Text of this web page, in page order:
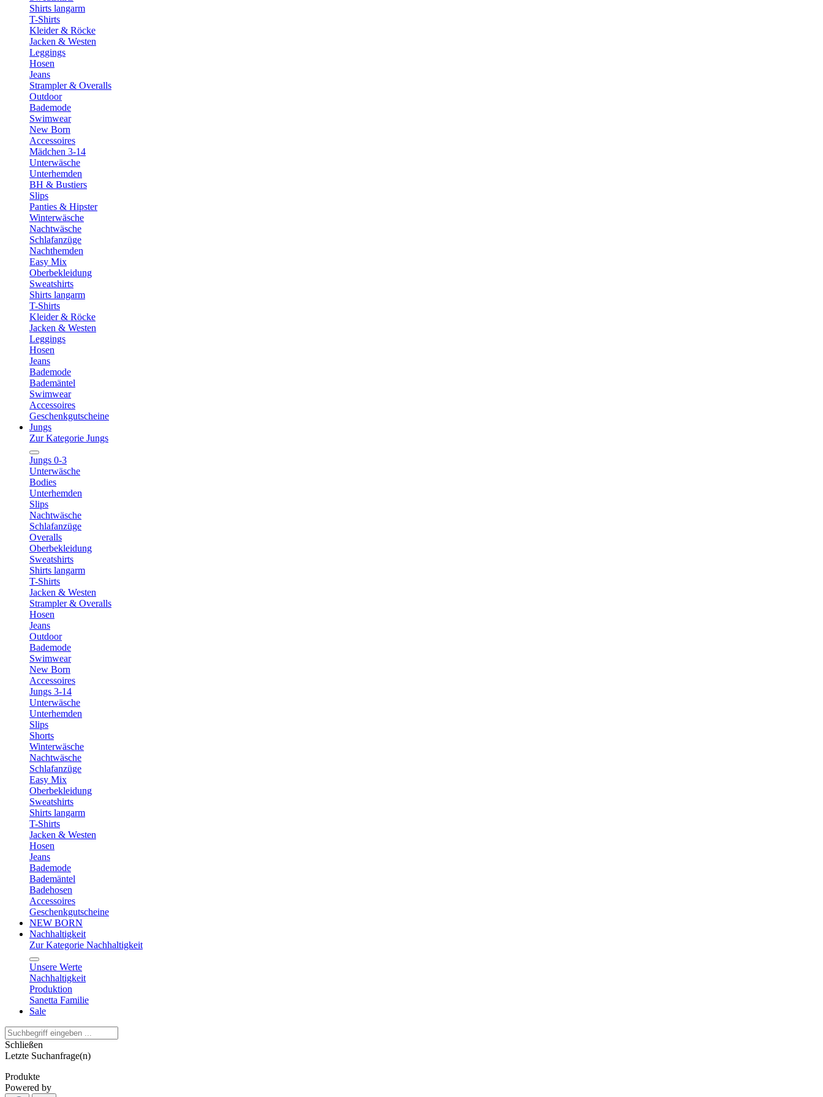
Shirts langarm
T-Shirts
Kleider & Röcke
Jacken & Westen
Leggings
Hosen
Jeans
Strampler & Overalls
Outdoor
Bademode
Swimwear
New Born
Accessoires
Mädchen 3-14
Unterwäsche
Unterhemden
BH & Bustiers
Slips
Panties & Hipster
Winterwäsche
Nachtwäsche
Schlafanzüge
Nachthemden
Easy Mix
Oberbekleidung
Sweatshirts
Shirts langarm
T-Shirts
Kleider & Röcke
Jacken & Westen
Leggings
Hosen
Jeans
Bademode
Bademäntel
Swimwear
Accessoires
Geschenkgutscheine
Jungs
Zur Kategorie Jungs
Jungs 0-3
Unterwäsche
Bodies
Unterhemden
Slips
Nachtwäsche
Schlafanzüge
Overalls
Oberbekleidung
Sweatshirts
Shirts langarm
T-Shirts
Jacken & Westen
Strampler & Overalls
Hosen
Jeans
Outdoor
Bademode
Swimwear
New Born
Accessoires
Jungs 3-14
Unterwäsche
Unterhemden
Slips
Shorts
Winterwäsche
Nachtwäsche
Schlafanzüge
Easy Mix
Oberbekleidung
Sweatshirts
Shirts langarm
T-Shirts
Jacken & Westen
Hosen
Jeans
Bademode
Bademäntel
Badehosen
Accessoires
Geschenkgutscheine
NEW BORN
Nachhaltigkeit
Zur Kategorie Nachhaltigkeit
Unsere Werte
Nachhaltigkeit
Produktion
Sanetta Familie
Sale
Schließen
Letzte Suchanfrage(n)
Produkte
Powered by